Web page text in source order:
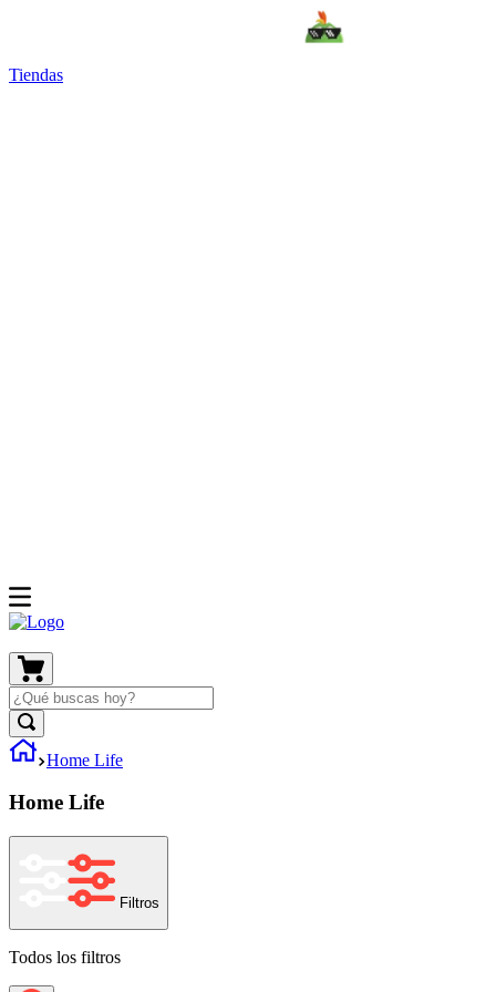
Tiendas
Home Life
Home Life
Filtros
Todos los filtros